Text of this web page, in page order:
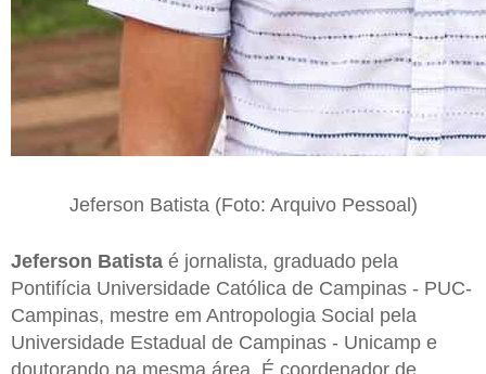
Jeferson Batista (Foto: Arquivo Pessoal)
Jeferson Batista é jornalista, graduado pela
Pontifícia Universidade Católica de Campinas - PUC-
Campinas, mestre em Antropologia Social pela
Universidade Estadual de Campinas - Unicamp e